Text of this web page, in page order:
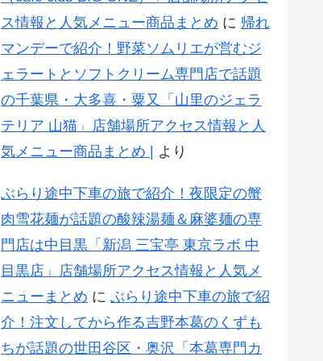
ス情報と人気メニュー商品まとめ に 帰れ
マンデーで紹介！野菜ソムリエが営むジ
ェラートとソフトクリーム専門店で話題
の千葉県・大多喜・粟又「山里のジェラ
テリア 山猫」店舗場所アクセス情報と人
気メニュー商品まとめ | より
ぶらり途中下車の旅で紹介！夜限定の蟹
肉雪花麺が話題の酸辣湯麺＆麻婆麺の専
門店は中目黒「新潟 三宝亭 東京ラボ 中
目黒店」店舗場所アクセス情報と人気メ
ニューまとめ に ぶらり途中下車の旅で紹
介！注文してから作る吉野本葛のくずも
ちが話題の世田谷区・奥沢「本葛専門カ